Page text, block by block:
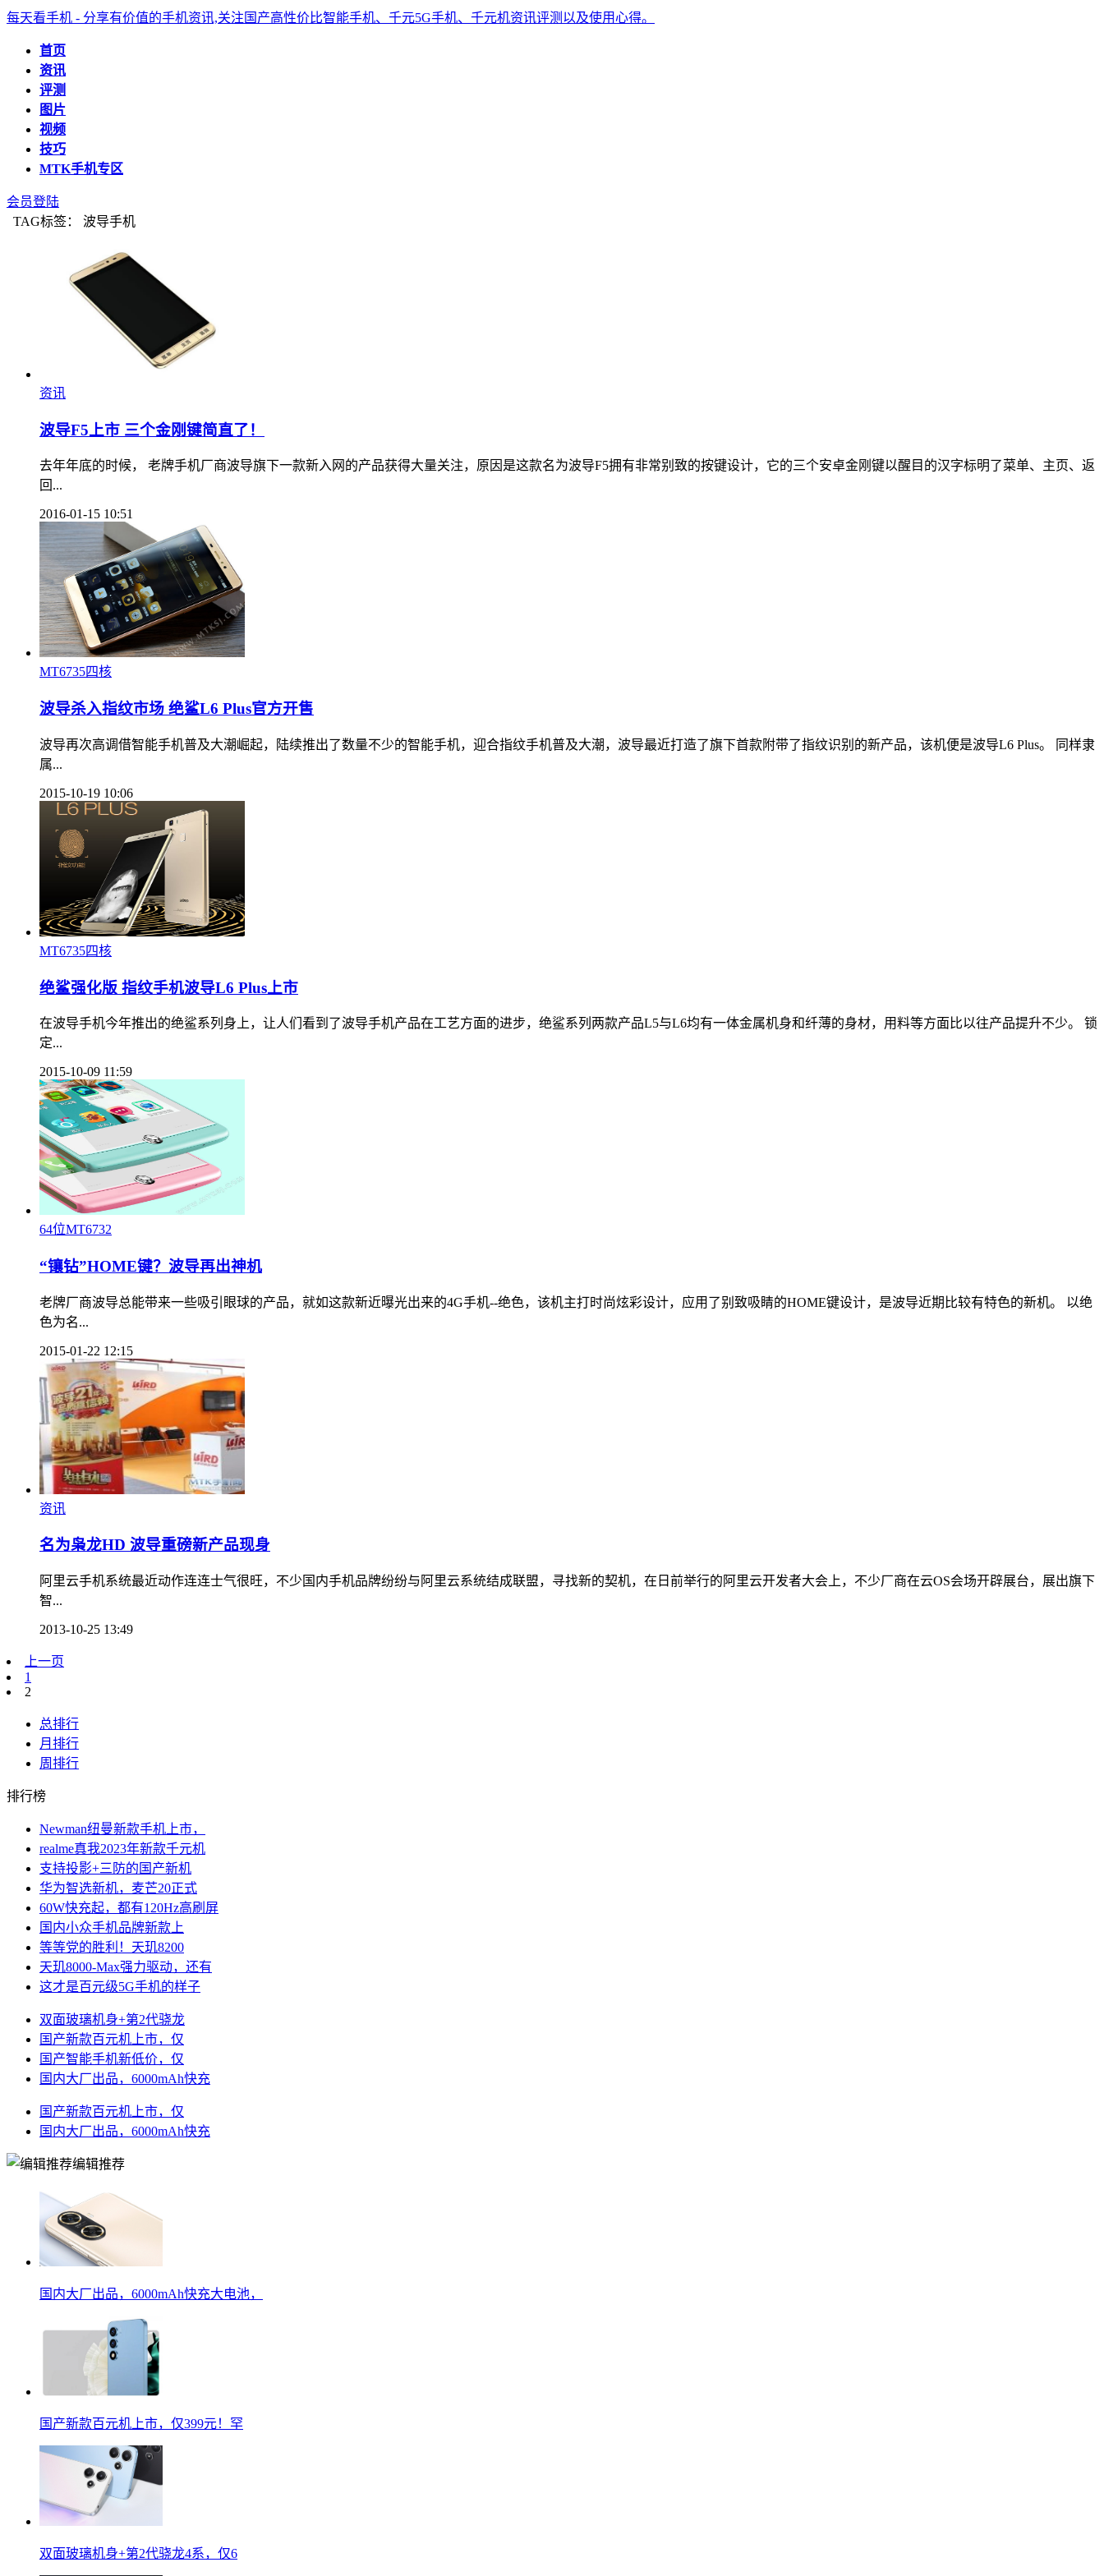
每天看手机 - 分享有价值的手机资讯,关注国产高性价比智能手机、千元5G手机、千元机资讯评测以及使用心得。
首页
资讯
评测
图片
视频
技巧
MTK手机专区
会员登陆
TAG标签： 波导手机
资讯
波导F5上市 三个金刚键简直了！
去年年底的时候， 老牌手机厂商波导旗下一款新入网的产品获得大量关注，原因是这款名为波导F5拥有非常别致的按键设计，它的三个安卓金刚键以醒目的汉字标明了菜单、主页、返
回...
2016-01-15 10:51
MT6735四核
波导杀入指纹市场 绝鲨L6 Plus官方开售
波导再次高调借智能手机普及大潮崛起，陆续推出了数量不少的智能手机，迎合指纹手机普及大潮，波导最近打造了旗下首款附带了指纹识别的新产品，该机便是波导L6 Plus。 同样隶
属...
2015-10-19 10:06
MT6735四核
绝鲨强化版 指纹手机波导L6 Plus上市
在波导手机今年推出的绝鲨系列身上，让人们看到了波导手机产品在工艺方面的进步，绝鲨系列两款产品L5与L6均有一体金属机身和纤薄的身材，用料等方面比以往产品提升不少。 锁
定...
2015-10-09 11:59
64位MT6732
“镶钻”HOME键？波导再出神机
老牌厂商波导总能带来一些吸引眼球的产品，就如这款新近曝光出来的4G手机--绝色，该机主打时尚炫彩设计，应用了别致吸睛的HOME键设计，是波导近期比较有特色的新机。 以绝
色为名...
2015-01-22 12:15
资讯
名为枭龙HD 波导重磅新产品现身
阿里云手机系统最近动作连连士气很旺，不少国内手机品牌纷纷与阿里云系统结成联盟，寻找新的契机，在日前举行的阿里云开发者大会上，不少厂商在云OS会场开辟展台，展出旗下
智...
2013-10-25 13:49
上一页
1
2
总排行
月排行
周排行
排行榜
Newman纽曼新款手机上市，
realme真我2023年新款千元机
支持投影+三防的国产新机
华为智选新机，麦芒20正式
60W快充起，都有120Hz高刷屏
国内小众手机品牌新款上
等等党的胜利！天玑8200
天玑8000-Max强力驱动，还有
这才是百元级5G手机的样子
双面玻璃机身+第2代骁龙
国产新款百元机上市，仅
国产智能手机新低价，仅
国内大厂出品，6000mAh快充
国产新款百元机上市，仅
国内大厂出品，6000mAh快充
编辑推荐
国内大厂出品，6000mAh快充大电池，
国产新款百元机上市，仅399元！罕
双面玻璃机身+第2代骁龙4系，仅6